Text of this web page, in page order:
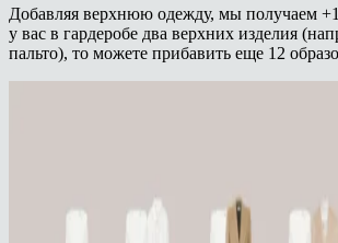
Добавляя верхнюю одежду, мы получаем
у вас в гардеробе два верхних изделия
пальто), то можете прибавить еще 12